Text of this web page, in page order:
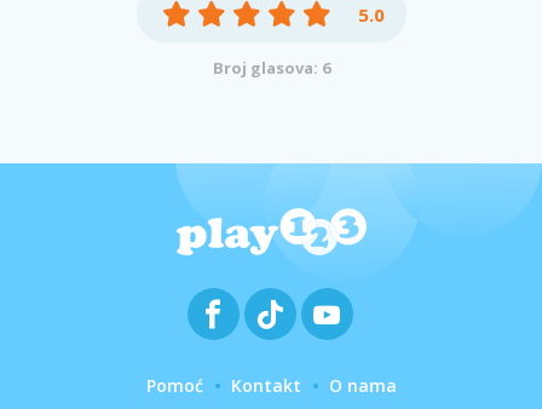
5.0
Broj glasova: 6
Pomoć Kontakt O nama